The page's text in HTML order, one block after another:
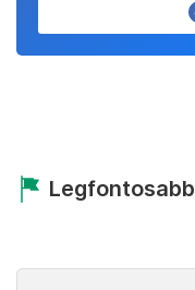
Legfontosabb